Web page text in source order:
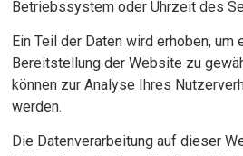
Betriebssystem oder Uhrzeit des
Ein Teil der Daten wird erhoben, um
Bereitstellung der Website zu
können zur Analyse Ihres
werden.
Die Datenverarbeitung auf dieser